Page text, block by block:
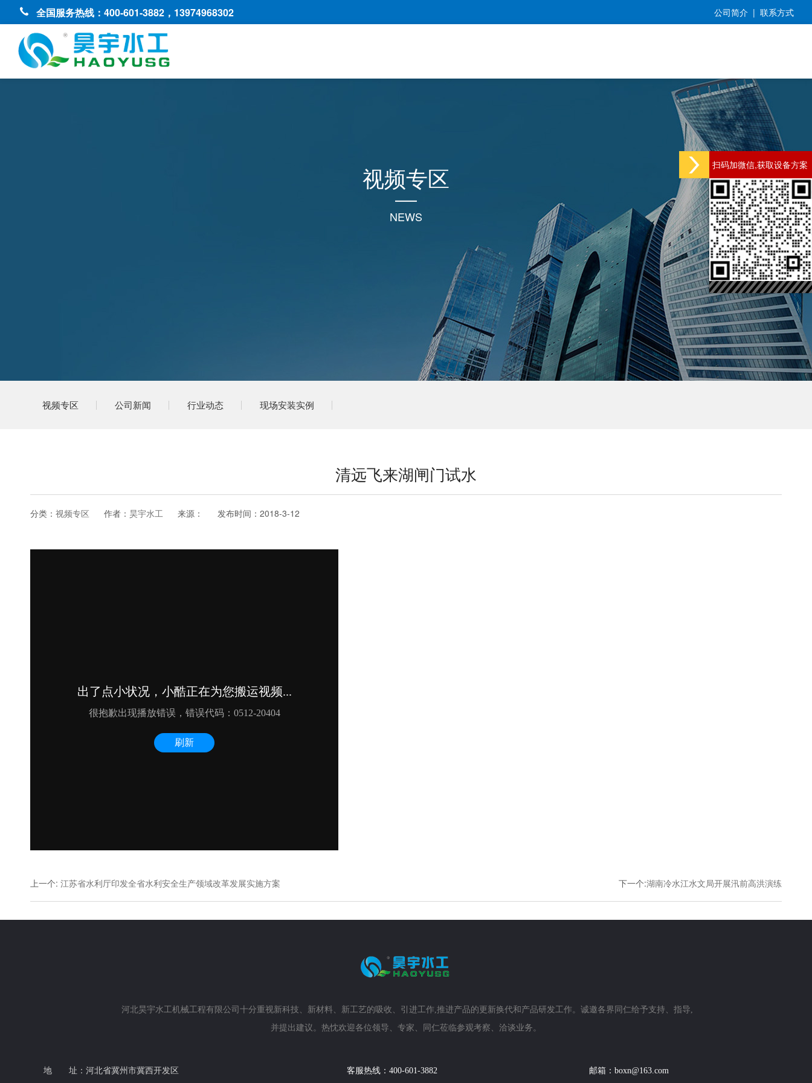
全国服务热线：400-601-3882，13974968302
13754588845
公司简介 | 联系方式
视频专区
NEWS
视频专区 公司新闻 行业动态 现场安装实例
清远飞来湖闸门试水
分类：视频专区 作者： 昊宇水工 来源： 发布时间：2018-3-12
上一个: 江苏省水利厅印发全省水利安全生产领域改革发展实施方案 下一个:湖南冷水江水文局开展汛前高洪演练
河北昊宇水工机械工程有限公司十分重视新科技、新材料、新工艺的吸收、引进工作,推进产品的更新换代和产品研发工作。诚邀各界同仁给予支持、指导,
并提出建议。热忱欢迎各位领导、专家、同仁莅临参观考察、洽谈业务。
地 址：河北省冀州市冀西开发区 客服热线：400-601-3882 邮箱： boxn@163.com
扫码加微信,获取设备方案